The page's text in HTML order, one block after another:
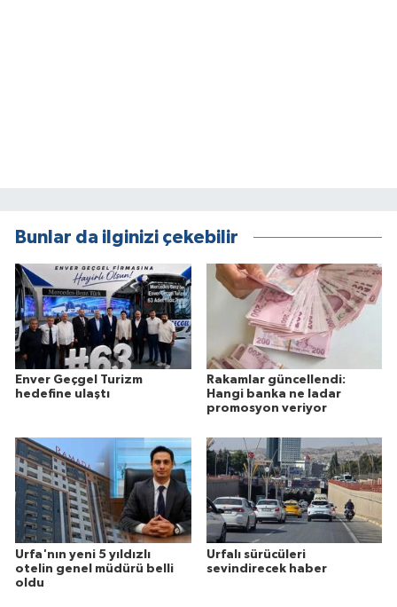
Bunlar da ilginizi çekebilir
Enver Geçgel Turizm
hedefine ulaştı
Rakamlar güncellendi:
Hangi banka ne ladar
promosyon veriyor
Urfa'nın yeni 5 yıldızlı
otelin genel müdürü belli
oldu
Urfalı sürücüleri
sevindirecek haber